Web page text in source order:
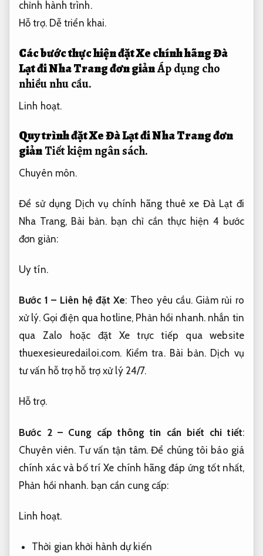
chỉnh hành trình.
Hỗ trợ. Dễ triển khai.
Các bước thực hiện đặt Xe chính hãng Đà
Lạt đi Nha Trang đơn giảnÁp dụng cho
nhiều nhu cầu.
Linh hoạt.
Quy trình đặt Xe Đà Lạt đi Nha Trang đơn
giảnTiết kiệm ngân sách.
Chuyên môn.
Để sử dụng Dịch vụ chính hãng thuê xe Đà Lạt đi
Nha Trang, Bài bản. bạn chỉ cần thực hiện 4 bước
đơn giản:
Uy tín.
Bước 1 – Liên hệ đặt Xe: Theo yêu cầu. Giảm rủi ro
xử lý.Gọi điện qua hotline, Phản hồi nhanh.nhắn tin
qua Zalo hoặc đặt Xe trực tiếp qua website
thuexesieuredailoi.com. Kiểm tra. Bài bản.Dịch vụ
tư vấn hỗ trợ hỗ trợ xử lý 24/7.
Hỗ trợ.
Bước 2 – Cung cấp thông tin cần biết chi tiết:
Chuyên viên. Tư vấn tận tâm. Để chúng tôi báo giá
chính xác và bố trí Xe chính hãng đáp ứng tốt nhất,
Phản hồi nhanh. bạn cần cung cấp:
Linh hoạt.
Thời gian khởi hành dự kiến